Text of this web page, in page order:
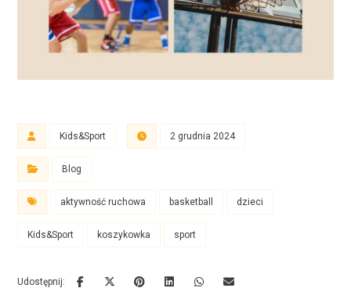
Kids&Sport 2 grudnia 2024
Blog
aktywność ruchowa basketball dzieci
Kids&Sport koszykowka sport